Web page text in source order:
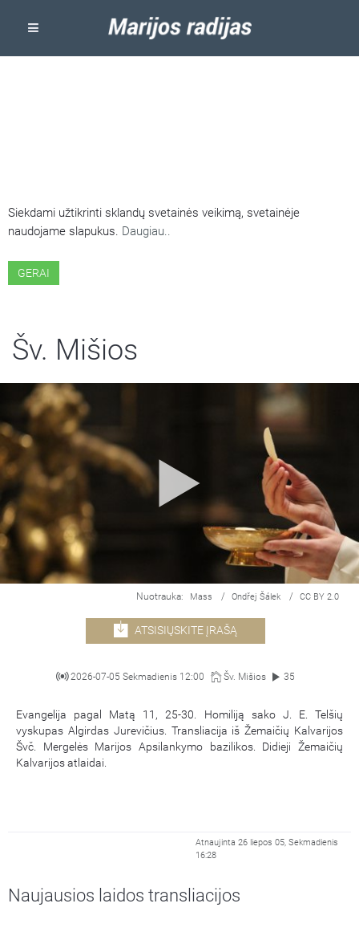
Siekdami užtikrinti sklandų svetainės veikimą, svetainėje
naudojame slapukus. Daugiau..
GERAI
Šv. Mišios
Nuotrauka: Mass / Ondřej Šálek / CC BY 2.0
ATSISIŲSKITE ĮRAŠĄ
2026-07-05 Sekmadienis 12:00 Šv. Mišios 35
Evangelija pagal Matą 11, 25-30. Homiliją sako J. E. Telšių
vyskupas Algirdas Jurevičius. Transliacija iš Žemaičių Kalvarijos
Švč. Mergelės Marijos Apsilankymo bazilikos. Didieji Žemaičių
Kalvarijos atlaidai.
Atnaujinta 26 liepos 05, Sekmadienis
16:28
Naujausios laidos transliacijos